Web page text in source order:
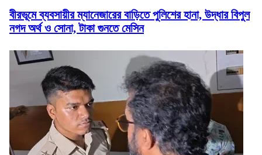
বীরভূমে ব্যবসায়ীর ম্যানেজারের বাড়িতে পুলিশের হানা, উদ্ধার বিপুল
নগদ অর্থ ও সোনা, টাকা গুনতে মেসিন